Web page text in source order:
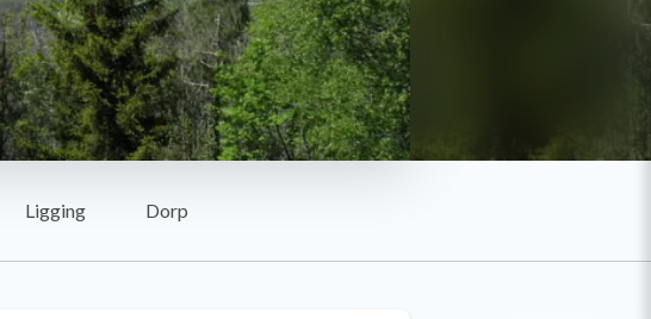
Ligging Dorp